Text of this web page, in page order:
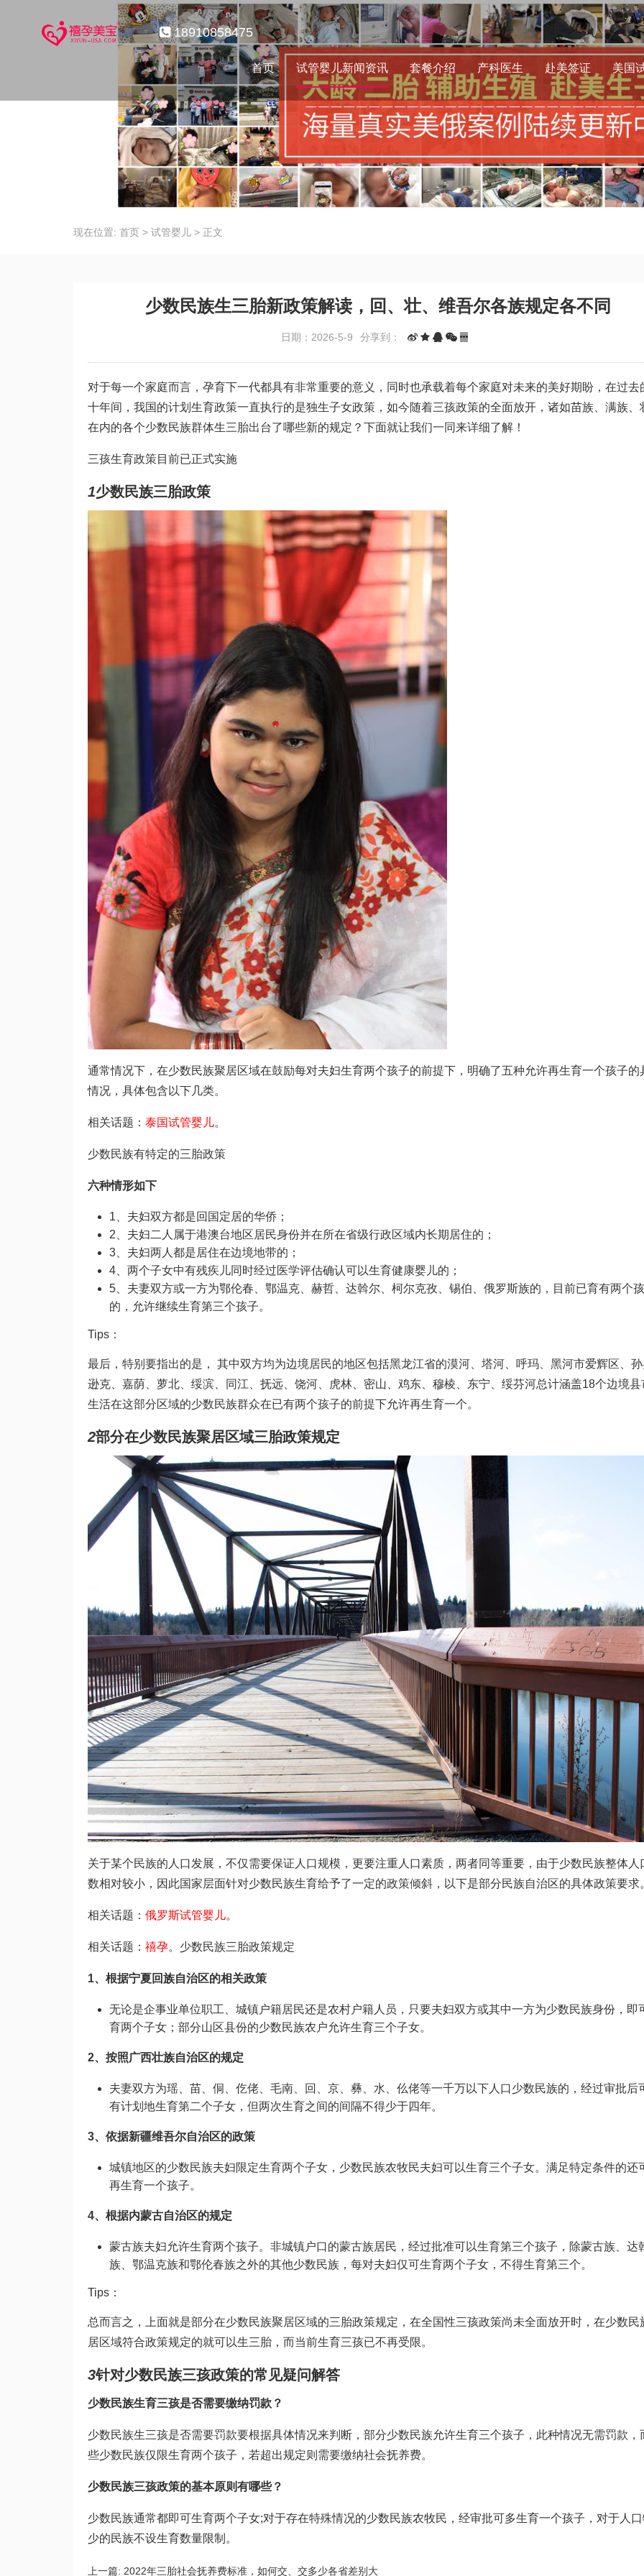
18910858475
首页 试管婴儿新闻资讯 套餐介绍 产科医生 赴美签证 美国
现在位置: 首页 > 试管婴儿 > 正文
少数民族生三胎新政策解读，回、壮、维吾尔各族规定各不同
日期：2026-5-9 分享到：
对于每一个家庭而言，孕育下一代都具有非常重要的意义，同时也承载着每个家庭对未来的美好期盼，在过去
十年间，我国的计划生育政策一直执行的是独生子女政策，如今随着三孩政策的全面放开，诸如苗族、满族、
在内的各个少数民族群体生三胎出台了哪些新的规定？下面就让我们一同来详细了解！
三孩生育政策目前已正式实施
1少数民族三胎政策
通常情况下，在少数民族聚居区域在鼓励每对夫妇生育两个孩子的前提下，明确了五种允许再生育一个孩子的
情况，具体包含以下几类。
相关话题： 泰国试管婴儿。
少数民族有特定的三胎政策
六种情形如下
1、夫妇双方都是回国定居的华侨；
2、夫妇二人属于港澳台地区居民身份并在所在省级行政区域内长期居住的；
3、夫妇两人都是居住在边境地带的；
4、两个子女中有残疾儿同时经过医学评估确认可以生育健康婴儿的；
5、夫妻双方或一方为鄂伦春、鄂温克、赫哲、达斡尔、柯尔克孜、锡伯、俄罗斯族的，目前已育有两个
的，允许继续生育第三个孩子。
Tips：
最后，特别要指出的是， 其中双方均为边境居民的地区包括黑龙江省的漠河、塔河、呼玛、黑河市爱辉区、
逊克、嘉荫、萝北、绥滨、同江、抚远、饶河、虎林、密山、鸡东、穆棱、东宁、绥芬河总计涵盖18个边境县
生活在这部分区域的少数民族群众在已有两个孩子的前提下允许再生育一个。
2部分在少数民族聚居区域三胎政策规定
关于某个民族的人口发展，不仅需要保证人口规模，更要注重人口素质，两者同等重要 ，由于少数民族整体人
数相对较小，因此国家层面针对少数民族生育给予了一定的政策倾斜，以下是部分民族自治区的具体政策要求
相关话题： 俄罗斯试管婴儿。
相关话题： 禧孕。少数民族三胎政策规定
1、根据宁夏回族自治区的相关政策
无论是企事业单位职工、城镇户籍居民还是农村户籍人员，只要夫妇双方或其中一方为少数民族身份，即
育两个子女；部分山区县份的少数民族农户允许生育三个子女。
2、按照广西壮族自治区的规定
夫妻双方为瑶、苗、侗、仡佬、毛南、回、京、彝、水、仫佬等一千万以下人口少数民族的，经过审批后
有计划地生育第二个子女，但两次生育之间的间隔不得少于四年。
3、依据新疆维吾尔自治区的政策
城镇地区的少数民族夫妇限定生育两个子女，少数民族农牧民夫妇可以生育三个子女。满足特定条件的还
再生育一个孩子。
4、根据内蒙古自治区的规定
蒙古族夫妇允许生育两个孩子。非城镇户口的蒙古族居民，经过批准可以生育第三个孩子，除蒙古族、达
族、鄂温克族和鄂伦春族之外的其他少数民族，每对夫妇仅可生育两个子女，不得生育第三个。
Tips：
总而言之，上面就是部分在少数民族聚居区域的三胎政策规定，在全国性三孩政策尚未全面放开时，在少数民
居区域符合政策规定的就可以生三胎，而当前生育三孩已不再受限。
3针对少数民族三孩政策的常见疑问解答
少数民族生育三孩是否需要缴纳罚款？
少数民族生三孩是否需要罚款要根据具体情况来判断，部分少数民族允许生育三个孩子，此种情况无需罚款，
些少数民族仅限生育两个孩子，若超出规定则需要缴纳社会抚养费。
少数民族三孩政策的基本原则有哪些？
少数民族通常都即可生育两个子女;对于存在特殊情况的少数民族农牧民，经审批可多生育一个孩子，对于人
少的民族不设生育数量限制。
上一篇: 2022年三胎社会抚养费标准，如何交、交多少各省差别大